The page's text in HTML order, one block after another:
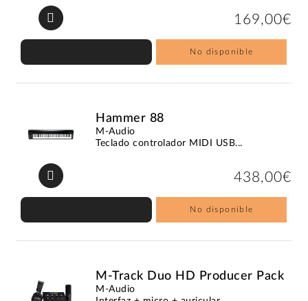
169,00€
No disponible
Hammer 88
M-Audio
Teclado controlador MIDI USB...
438,00€
No disponible
M-Track Duo HD Producer Pack
M-Audio